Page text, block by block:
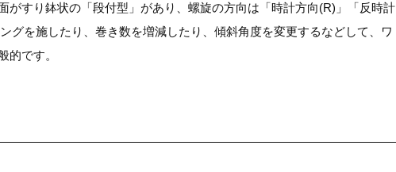
がすり鉢状の「段付型」があり、螺旋の方向は「時計方向(R)」「反時計
グを施したり、巻き数を増減したり、傾斜角度を変更するなどして、ワ
的です。